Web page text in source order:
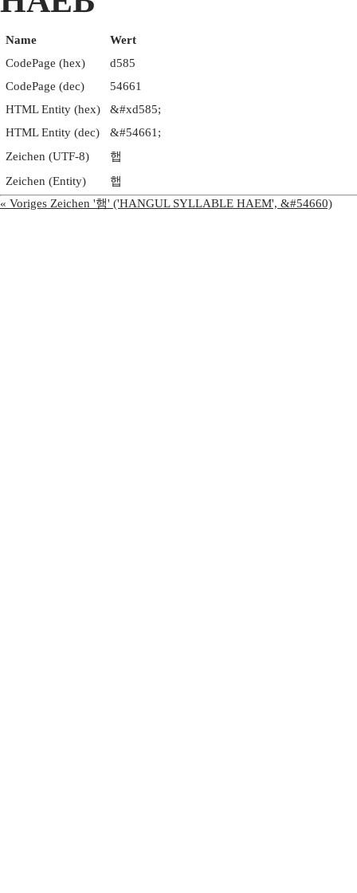
Name
Wert
CodePage (hex)
d585
CodePage (dec)
54661
HTML Entity (hex)
&#xd585;
HTML Entity (dec)
&#54661;
Zeichen (UTF-8)
햅
Zeichen (Entity)
햅
« Voriges Zeichen '햄' ('HANGUL SYLLABLE HAEM', &#54660)